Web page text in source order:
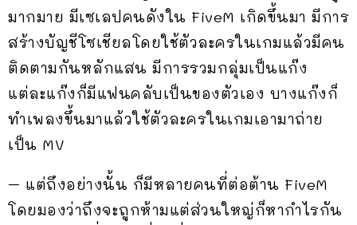
มากมาย มีเซเลปคนดังใน FiveM เกิดขึ้นมา มีการ
สร้างบัญชีโซเชียลโดยใช้ตัวละครในเกมแล้วมีคน
ติดตามกันหลักแสน มีการรวมกลุ่มเป็นแก๊ง
แต่ละแก๊งก็มีแฟนคลับเป็นของตัวเอง บางแก๊งก็
ทำเพลงขึ้นมาแล้วใช้ตัวละครในเกมเอามาถ่าย
เป็น MV
– แต่ถึงอย่างนั้น ก็มีหลายคนที่ต่อต้าน FiveM
โดยมองว่าถึงจะถูกห้ามแต่ส่วนใหญ่ก็หากำไรกัน